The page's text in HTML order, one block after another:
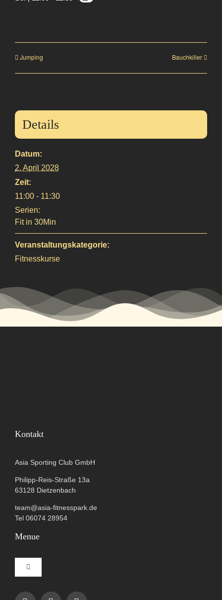
Jumping Bauchkiller
Details
Datum:
2. April 2028
Zeit:
11:00 - 11:30
Serien:
Fit in 30Min
Veranstaltungskategorie:
Fitnesskurse
Kontakt
Asia Sporting Club GmbH
Philipp-Reis-Straße 13a
63128 Dietzenbach
team@asia-fitnesspark.de
Tel 06074 28954
Menue
Toggle
Navigation
Impressum